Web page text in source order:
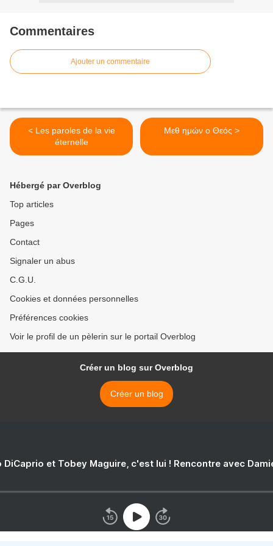
Commentaires
Ajouter un commentaire
< Les paroles de la vie
éternelle
Μεθ ημών ο Θεός >
Hébergé par Overblog
Top articles
Pages
Contact
Signaler un abus
C.G.U.
Cookies et données personnelles
Préférences cookies
Voir le profil de un pèlerin sur le portail Overblog
Créer un blog sur Overblog
Créer un blog
DiCaprio et Tobey Maguire, c'est lui ! Rencontre avec